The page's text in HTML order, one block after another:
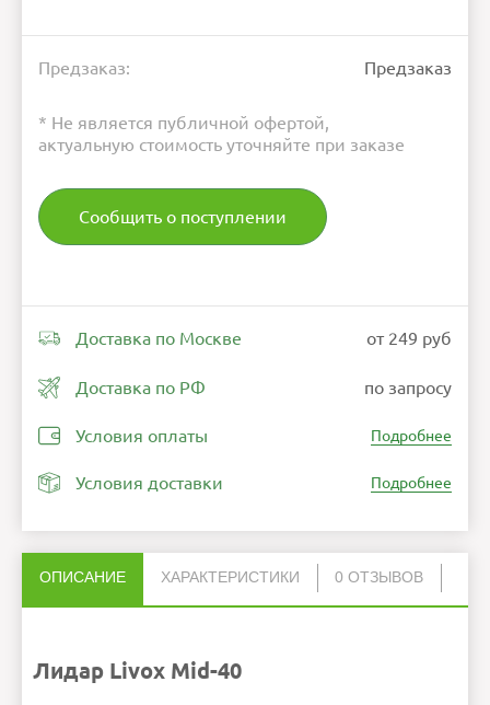
Предзаказ: Предзаказ
* Не является публичной офертой,
актуальную стоимость уточняйте при заказе
Сообщить о поступлении
Доставка по Москве от 249 руб
Доставка по РФ по запросу
Условия оплаты Подробнее
Условия доставки Подробнее
ОПИСАНИЕ ХАРАКТЕРИСТИКИ 0 ОТЗЫВОВ
Лидар Livox Mid-40